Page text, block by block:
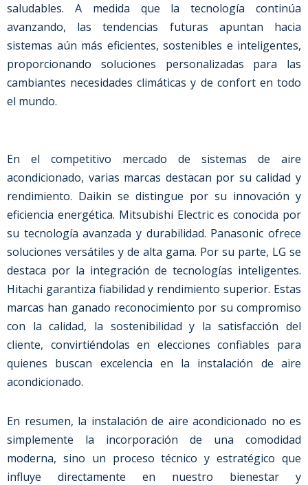
saludables. A medida que la tecnología continúa
avanzando, las tendencias futuras apuntan hacia
sistemas aún más eficientes, sostenibles e inteligentes,
proporcionando soluciones personalizadas para las
cambiantes necesidades climáticas y de confort en todo
el mundo.
En el competitivo mercado de sistemas de aire
acondicionado, varias marcas destacan por su calidad y
rendimiento. Daikin se distingue por su innovación y
eficiencia energética. Mitsubishi Electric es conocida por
su tecnología avanzada y durabilidad. Panasonic ofrece
soluciones versátiles y de alta gama. Por su parte, LG se
destaca por la integración de tecnologías inteligentes.
Hitachi garantiza fiabilidad y rendimiento superior. Estas
marcas han ganado reconocimiento por su compromiso
con la calidad, la sostenibilidad y la satisfacción del
cliente, convirtiéndolas en elecciones confiables para
quienes buscan excelencia en la instalación de aire
acondicionado.
En resumen, la instalación de aire acondicionado no es
simplemente la incorporación de una comodidad
moderna, sino un proceso técnico y estratégico que
influye directamente en nuestro bienestar y